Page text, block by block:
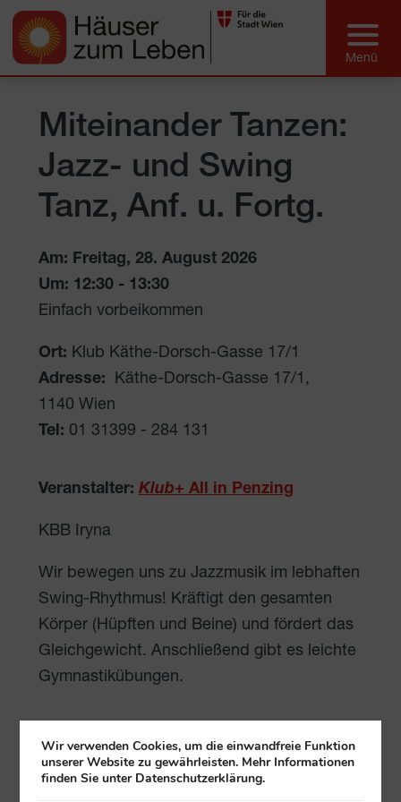
Miteinander Tanzen:
Jazz- und Swing
Tanz, Anf. u. Fortg.
Am: Freitag, 28. August 2026
Um: 12:30 - 13:30
Einfach vorbeikommen
Ort: Klub Käthe-Dorsch-Gasse 17/1
Adresse:
Käthe-Dorsch-Gasse 17/1 ,
1140 Wien
Tel: 01 31399 - 284 131
Veranstalter: Klub+ All in Penzing
KBB Iryna
Wir bewegen uns zu Jazzmusik im lebhaften
Swing-Rhythmus! Kräftigt den gesamten
Körper (Hüpften und Beine) und fördert das
Gleichgewicht. Anschließend gibt es leichte
Gymnastikübungen.
gratis
Wir verwenden Cookies, um die einwandfreie Funktion
unserer Website zu gewährleisten. Mehr Informationen
finden Sie unter Datenschutzerklärung.